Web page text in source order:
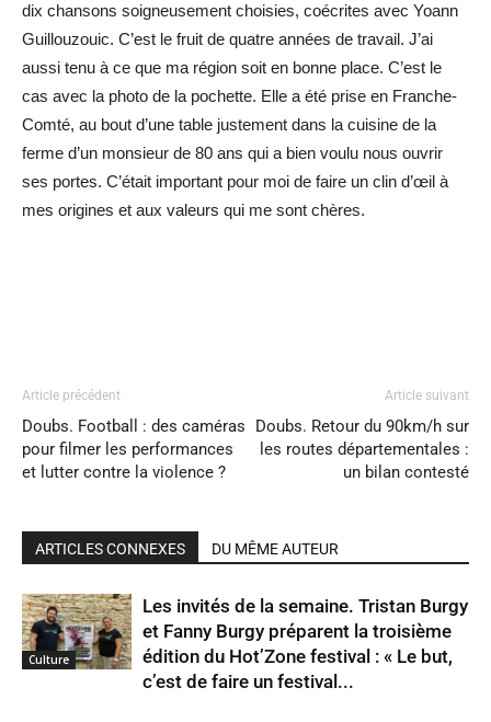
dix chansons soigneusement choisies, coécrites avec Yoann
Guillouzouic. C’est le fruit de quatre années de travail. J’ai
aussi tenu à ce que ma région soit en bonne place. C’est le
cas avec la photo de la pochette. Elle a été prise en Franche-
Comté, au bout d’une table justement dans la cuisine de la
ferme d’un monsieur de 80 ans qui a bien voulu nous ouvrir
ses portes. C’était important pour moi de faire un clin d’œil à
mes origines et aux valeurs qui me sont chères.
Article précédent
Doubs. Football : des caméras
pour filmer les performances
et lutter contre la violence ?
Article suivant
Doubs. Retour du 90km/h sur
les routes départementales :
un bilan contesté
ARTICLES CONNEXES DU MÊME AUTEUR
Culture
Les invités de la semaine. Tristan Burgy
et Fanny Burgy préparent la troisième
édition du Hot’Zone festival : « Le but,
c’est de faire un festival...